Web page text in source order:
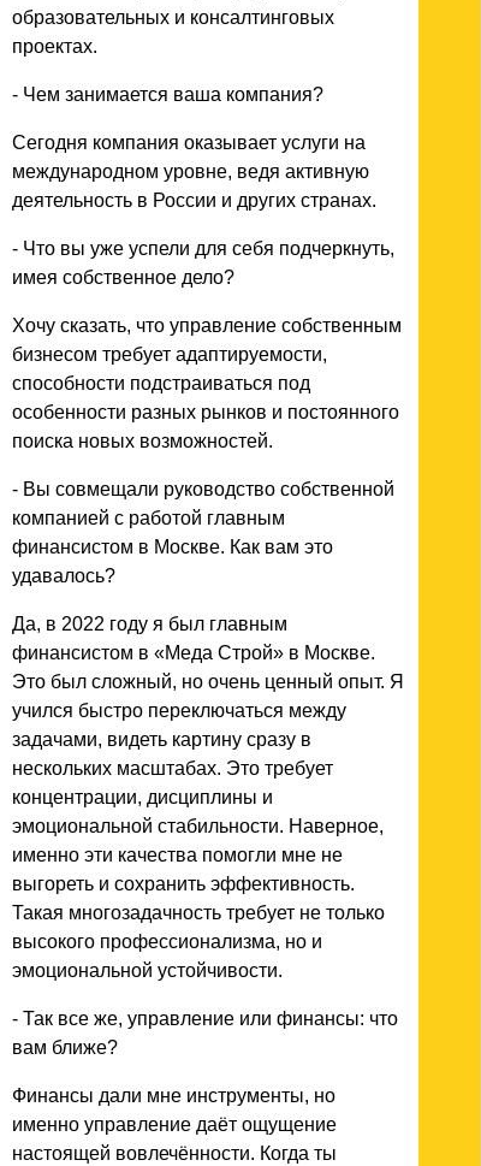
образовательных и консалтинговых
проектах.
- Чем занимается ваша компания?
Сегодня компания оказывает услуги на
международном уровне, ведя активную
деятельность в России и других странах.
- Что вы уже успели для себя подчеркнуть,
имея собственное дело?
Хочу сказать, что управление собственным
бизнесом требует адаптируемости,
способности подстраиваться под
особенности разных рынков и постоянного
поиска новых возможностей.
- Вы совмещали руководство собственной
компанией с работой главным
финансистом в Москве. Как вам это
удавалось?
Да, в 2022 году я был главным
финансистом в «Меда Строй» в Москве.
Это был сложный, но очень ценный опыт. Я
учился быстро переключаться между
задачами, видеть картину сразу в
нескольких масштабах. Это требует
концентрации, дисциплины и
эмоциональной стабильности. Наверное,
именно эти качества помогли мне не
выгореть и сохранить эффективность.
Такая многозадачность требует не только
высокого профессионализма, но и
эмоциональной устойчивости.
- Так все же, управление или финансы: что
вам ближе?
Финансы дали мне инструменты, но
именно управление даёт ощущение
настоящей вовлечённости. Когда ты